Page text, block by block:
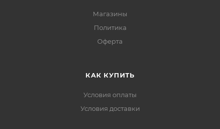
Магазины
Политика
Офертa
КАК КУПИТЬ
Условия оплаты
Условия доставки